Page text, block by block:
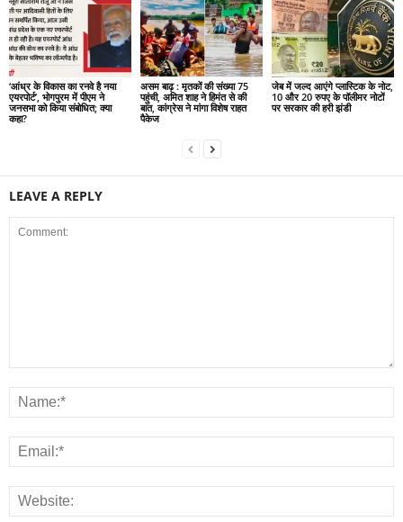
‘आंध्र के विकास का रनवे है नया
एयरपोर्ट’, भोगपुरम में पीएम ने
जनसभा को किया संबोधित; क्या
कहा?
असम बाढ़ : मृतकों की संख्या 75
पहुंची, अमित शाह ने हिमंत से की
बात, कांग्रेस ने मांगा विशेष राहत
पैकेज
जेब में जल्द आएंगे प्लास्टिक के नोट,
10 और 20 रुपए के पॉलीमर नोटों
पर सरकार की हरी झंडी
LEAVE A REPLY